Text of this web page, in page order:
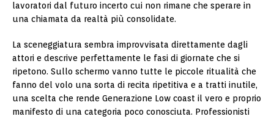
lavoratori dal futuro incerto cui non rimane che sperare in
una chiamata da realtà più consolidate.
La sceneggiatura sembra improvvisata direttamente dagli
attori e descrive perfettamente le fasi di giornate che si
ripetono. Sullo schermo vanno tutte le piccole ritualità che
fanno del volo una sorta di recita ripetitiva e a tratti inutile,
una scelta che rende Generazione Low coast il vero e proprio
manifesto di una categoria poco conosciuta. Professionisti